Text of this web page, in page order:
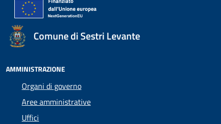
Comune di Sestri Levante
AMMINISTRAZIONE
Organi di governo
Aree amministrative
Uffici